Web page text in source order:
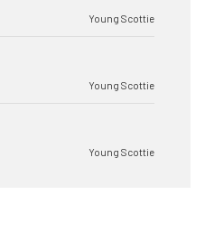
Young Scottie
Young Scottie
Young Scottie